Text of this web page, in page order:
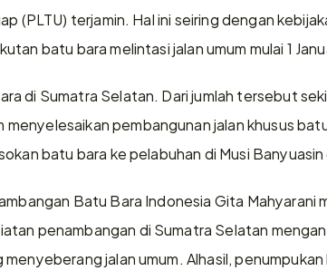
(PLTU) terjamin. Hal ini seiring dengan
batu bara melintasi jalan umum mulai 1
di Sumatra Selatan. Dari jumlah tersebut
pembangunan jalan khusus
batu bara ke pelabuhan di Musi
Batu Bara Indonesia Gita Mahyarani
penambangan di Sumatra Selatan
jalan umum. Alhasil,